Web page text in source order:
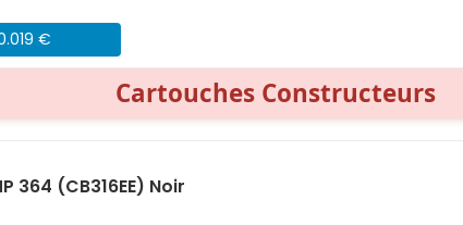
€
Cartouches Constructeurs
364 (CB316EE) Noir